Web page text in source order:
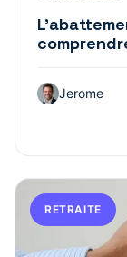
Jerome
RETRAITE